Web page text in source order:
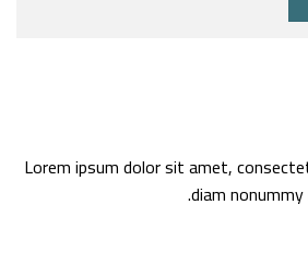
Lorem ipsum dolor sit amet,
diam